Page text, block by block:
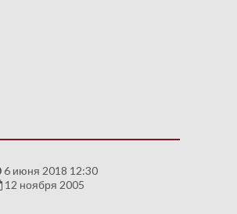
6 июня 2018 12:30
12 ноября 2005